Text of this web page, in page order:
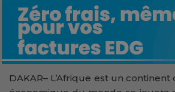
DAKAR– L’Afrique est un